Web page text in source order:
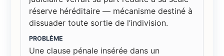
réserve héréditaire — mécanisme destiné à
dissuader toute sortie de l’indivision.
PROBLÈME
Une clause pénale insérée dans un